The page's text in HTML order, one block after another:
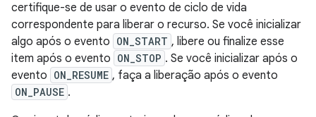
certifique-se de usar o evento de ciclo de vida
correspondente para liberar o recurso. Se você inicializar
algo após o evento ON_START , libere ou finalize esse
item após o evento ON_STOP . Se você inicializar após o
evento ON_RESUME , faça a liberação após o evento
ON_PAUSE .